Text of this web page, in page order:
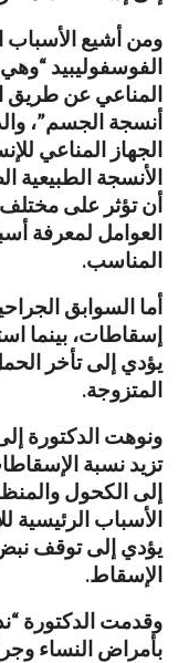
ومن أشيع الأسباب
الفوسفوليبيد
المناعي عن طريق
أنسجة الجسم”،
الجهاز المناعي
الأنسجة
أن تؤثر على
العوامل لمعرفة
المناسب.
أما السوابق
إسقاطات، بينما
يؤدي إلى تأخر
المتزوجة.
ونوهت الدكتورة
تزيد نسبة
إلى الكحول
الأسباب الرئيسية
يؤدي إلى توقف نبض
الإسقاط.
وقدمت الدكتورة
بأمراض النساء